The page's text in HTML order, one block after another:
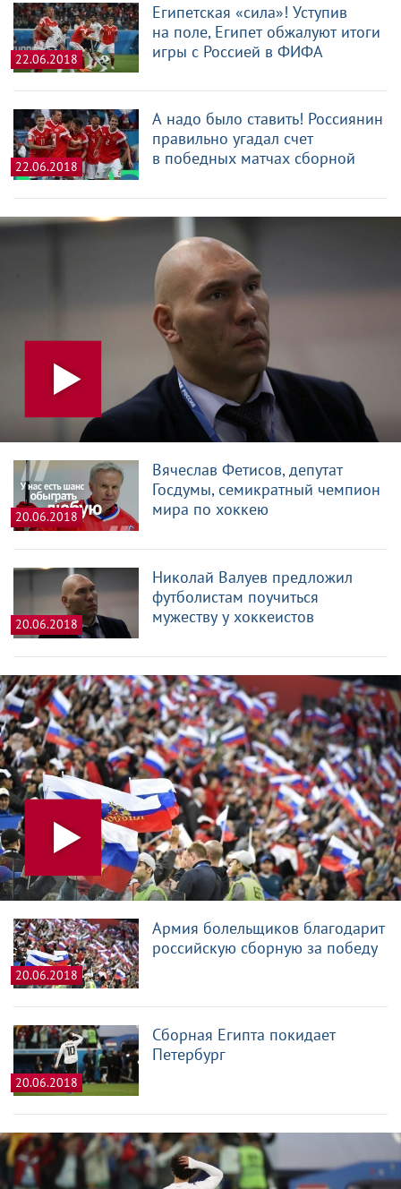
22.06.2018
Египетская «сила»! Уступив
на поле, Египет обжалуют итоги
игры с Россией в ФИФА
22.06.2018
А надо было ставить! Россиянин
правильно угадал счет
в победных матчах сборной
20.06.2018
Вячеслав Фетисов, депутат
Госдумы, семикратный чемпион
мира по хоккею
20.06.2018
Николай Валуев предложил
футболистам поучиться
мужеству у хоккеистов
20.06.2018
Армия болельщиков благодарит
российскую сборную за победу
20.06.2018
Сборная Египта покидает
Петербург